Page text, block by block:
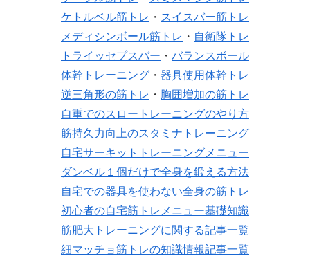
ケトルベル筋トレ ・ スイスバー筋トレ
メディシンボール筋トレ ・ 自衛隊トレ
トライッセプスバー ・ バランスボール
体幹トレーニング ・ 器具使用体幹トレ
逆三角形の筋トレ ・ 胸囲増加の筋トレ
自重でのスロートレーニングのやり方
筋持久力向上のスタミナトレーニング
自宅サーキットトレーニングメニュー
ダンベル１個だけで全身を鍛える方法
自宅での器具を使わない全身の筋トレ
初心者の自宅筋トレメニュー基礎知識
筋肥大トレーニングに関する記事一覧
細マッチョ筋トレの知識情報記事一覧